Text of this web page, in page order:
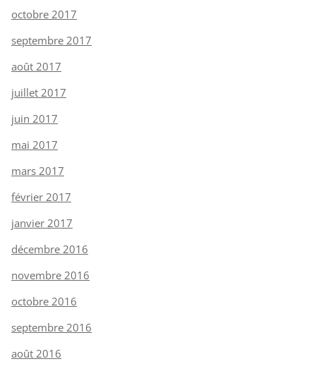
octobre 2017
septembre 2017
août 2017
juillet 2017
juin 2017
mai 2017
mars 2017
février 2017
janvier 2017
décembre 2016
novembre 2016
octobre 2016
septembre 2016
août 2016